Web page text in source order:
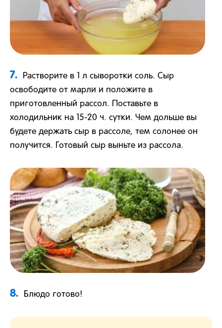
7.
Растворите в 1 л сыворотки соль. Сыр
освободите от марли и положите в
приготовленный рассол. Поставьте в
холодильник на 15-20 ч. сутки. Чем дольше вы
будете держать сыр в рассоле, тем солонее он
получится. Готовый сыр выньте из рассола.
8. Блюдо готово!